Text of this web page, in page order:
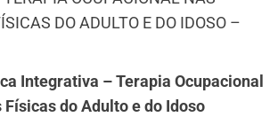
DO ADULTO E DO IDOSO –
Integrativa – Terapia Ocupacional
Físicas do Adulto e do Idoso